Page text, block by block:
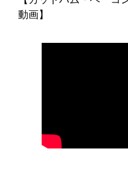
動画】